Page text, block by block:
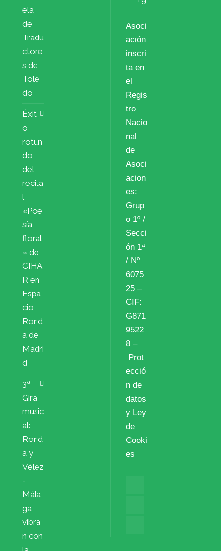
ela
de
Tradu
ctore
s de
Tole
do
Éxit
o
rotun
do
del
recita
l
«Poe
sía
floral
» de
CIHA
R en
Espa
cio
Rond
a de
Madri
d
3ª
Gira
music
al:
Rond
a y
Vélez
-
Mála
ga
vibra
n con
Asoci
ación
inscri
ta en
el
Regis
tro
Nacio
nal
de
Asoci
acion
es:
Grup
o 1º /
Secci
ón 1ª
/ Nº
6075
25 –
CIF:
G871
9522
8 –
Prot
ecció
n de
datos
y Ley
de
Cooki
es